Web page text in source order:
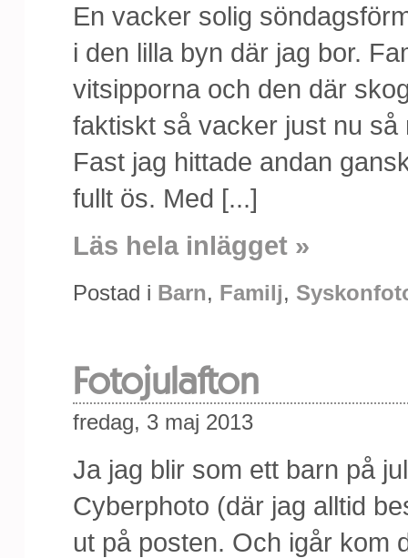
En vacker solig
i den lilla byn där jag bor.
vitsipporna och den där
faktiskt så vacker just nu
Fast jag hittade andan
fullt ös. Med [...]
Läs hela inlägget »
Postad i Barn, Familj,
Fotojulafton
fredag, 3 maj 2013
Ja jag blir som ett barn på
Cyberphoto (där jag alltid
ut på posten. Och igår kom